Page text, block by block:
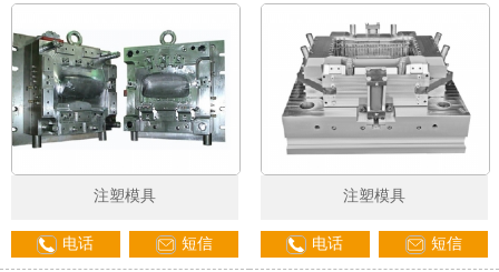
注塑模具
电话 短信
注塑模具
电话 短信